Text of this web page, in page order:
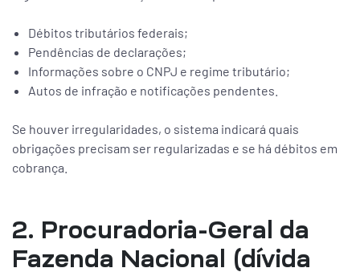
Débitos tributários federais;
Pendências de declarações;
Informações sobre o CNPJ e regime tributário;
Autos de infração e notificações pendentes.
Se houver irregularidades, o sistema indicará quais
obrigações precisam ser regularizadas e se há débitos em
cobrança.
2. Procuradoria-Geral da
Fazenda Nacional (dívida